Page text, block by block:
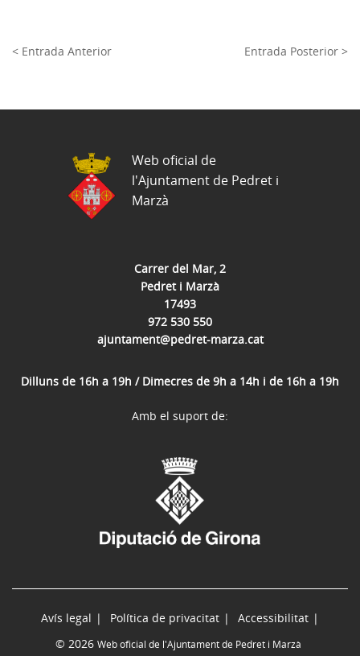
< Entrada Anterior Entrada Posterior >
Carrer del Mar, 2
Pedret i Marzà
17493
972 530 550
ajuntament@pedret-marza.cat
Dilluns de 16h a 19h / Dimecres de 9h a 14h i de 16h a 19h
Web oficial de
l'Ajuntament de Pedret i
Marzà
Avís legal Política de privacitat
Accessibilitat
© 2026 Web oficial de l'Ajuntament de Pedret i Marzà
Amb el suport de: